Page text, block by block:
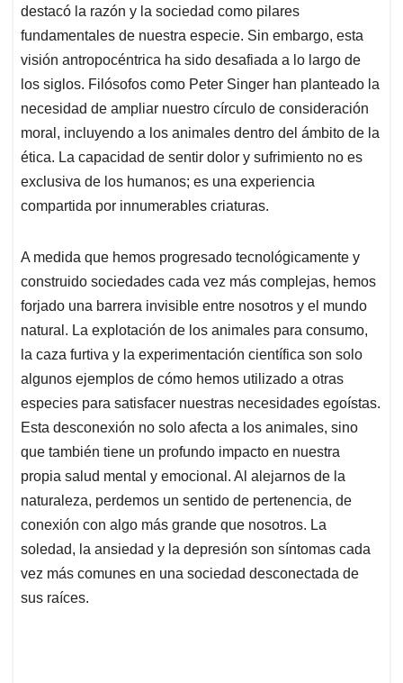
destacó la razón y la sociedad como pilares
fundamentales de nuestra especie. Sin embargo, esta
visión antropocéntrica ha sido desafiada a lo largo de
los siglos. Filósofos como Peter Singer han planteado la
necesidad de ampliar nuestro círculo de consideración
moral, incluyendo a los animales dentro del ámbito de la
ética. La capacidad de sentir dolor y sufrimiento no es
exclusiva de los humanos; es una experiencia
compartida por innumerables criaturas.
A medida que hemos progresado tecnológicamente y
construido sociedades cada vez más complejas, hemos
forjado una barrera invisible entre nosotros y el mundo
natural. La explotación de los animales para consumo,
la caza furtiva y la experimentación científica son solo
algunos ejemplos de cómo hemos utilizado a otras
especies para satisfacer nuestras necesidades egoístas.
Esta desconexión no solo afecta a los animales, sino
que también tiene un profundo impacto en nuestra
propia salud mental y emocional. Al alejarnos de la
naturaleza, perdemos un sentido de pertenencia, de
conexión con algo más grande que nosotros. La
soledad, la ansiedad y la depresión son síntomas cada
vez más comunes en una sociedad desconectada de
sus raíces.